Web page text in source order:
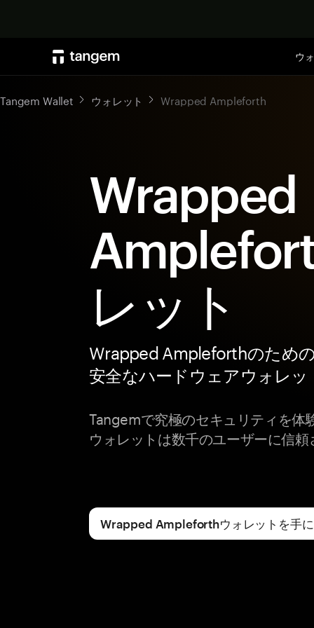
ウ
Tangem Wallet ウォレット Wrapped Ampleforth
Wrapped
レット
Wrapped Ampleforthのため
安全なハードウェアウォレッ
Tangemで究極のセキュリティを体
ウォレットは数千のユーザーに信
Wrapped Ampleforthウォレットを手